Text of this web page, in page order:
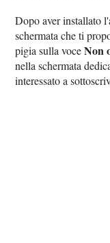
Dopo aver installato
schermata che ti
pigia sulla voceNon
nella schermata
interessato a